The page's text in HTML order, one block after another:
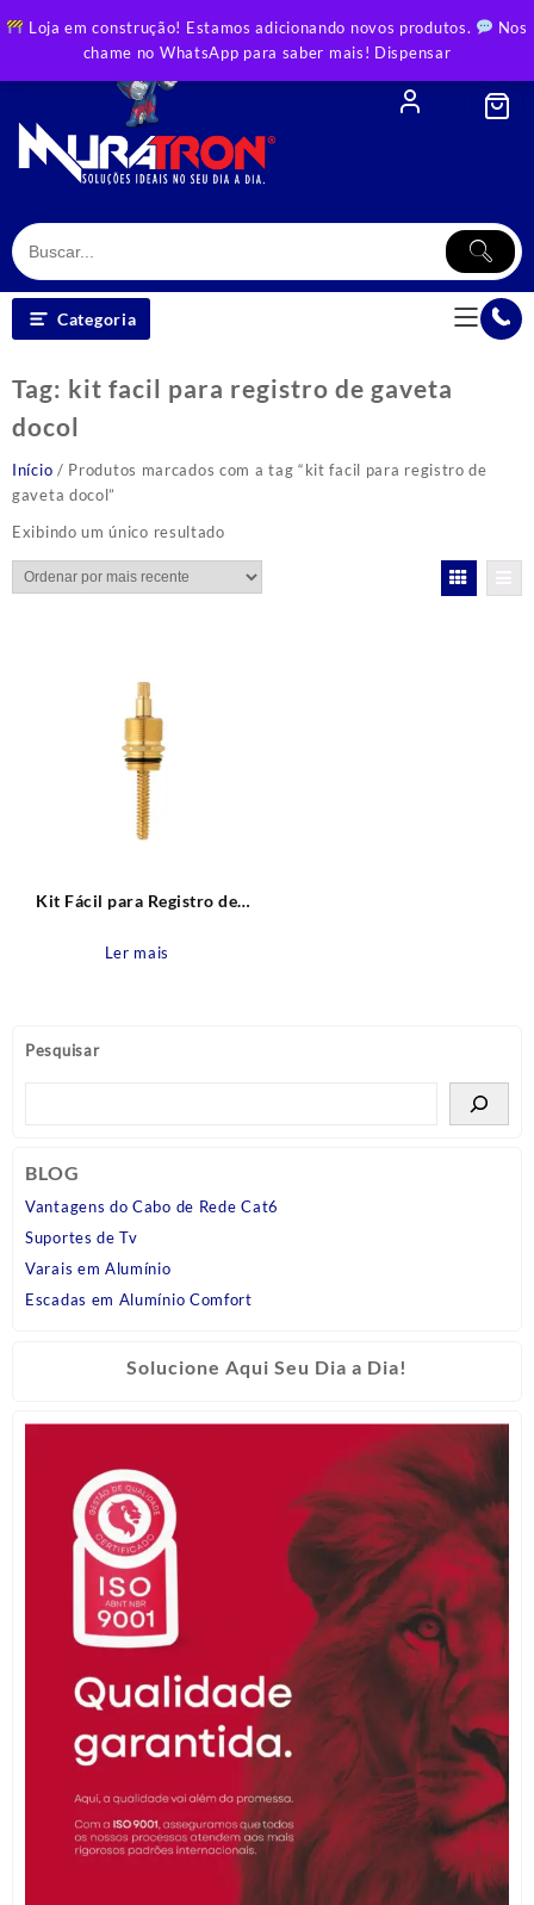
Loja em construção! Estamos adicionando novos produtos.
Nos
chame no WhatsApp para saber mais! Dispensar
to
Categoria
Pesquisar
BLOG
Vantagens do Cabo de Rede Cat6
Suportes de Tv
Varais em Alumínio
Escadas em Alumínio Comfort
Solucione Aqui Seu Dia a Dia!
Tag: kit facil para registro de gaveta
docol
Início / Produtos marcados com a tag “kit facil para registro de
gaveta docol”
Exibindo um único resultado
Kit Fácil para Registro de
Blukit
Ler mais